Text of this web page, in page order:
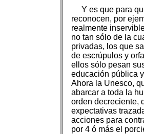
Y es que para
reconocen, por
realmente
no tan sólo de la
privadas, los que
de escrúpulos y
ellos sólo pesan
educación pública
Ahora la Unesco,
abarcar a toda la
orden decreciente,
expectativas
acciones para
por 4 ó más el